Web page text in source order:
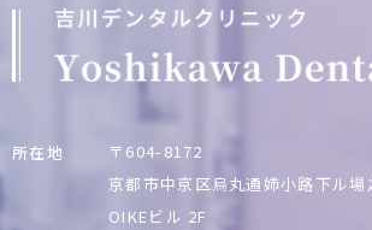
所在地
〒604-8172
京都市中京区烏丸通姉小路下ル
OIKEビル 2F